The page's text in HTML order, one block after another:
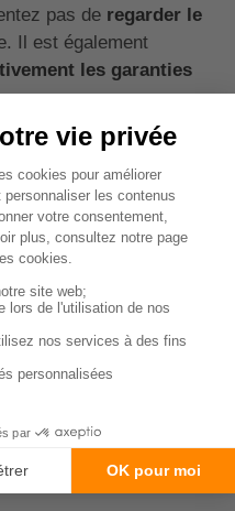
pas de regarder le
Il est également
les garanties
couvre tous les
est exposé. Par
quad pour des
vous voudrez peut-
les dommages
les accidents hors
de la
payer de votre
franchise plus élevée
d'assurance,
que vous devrez payer